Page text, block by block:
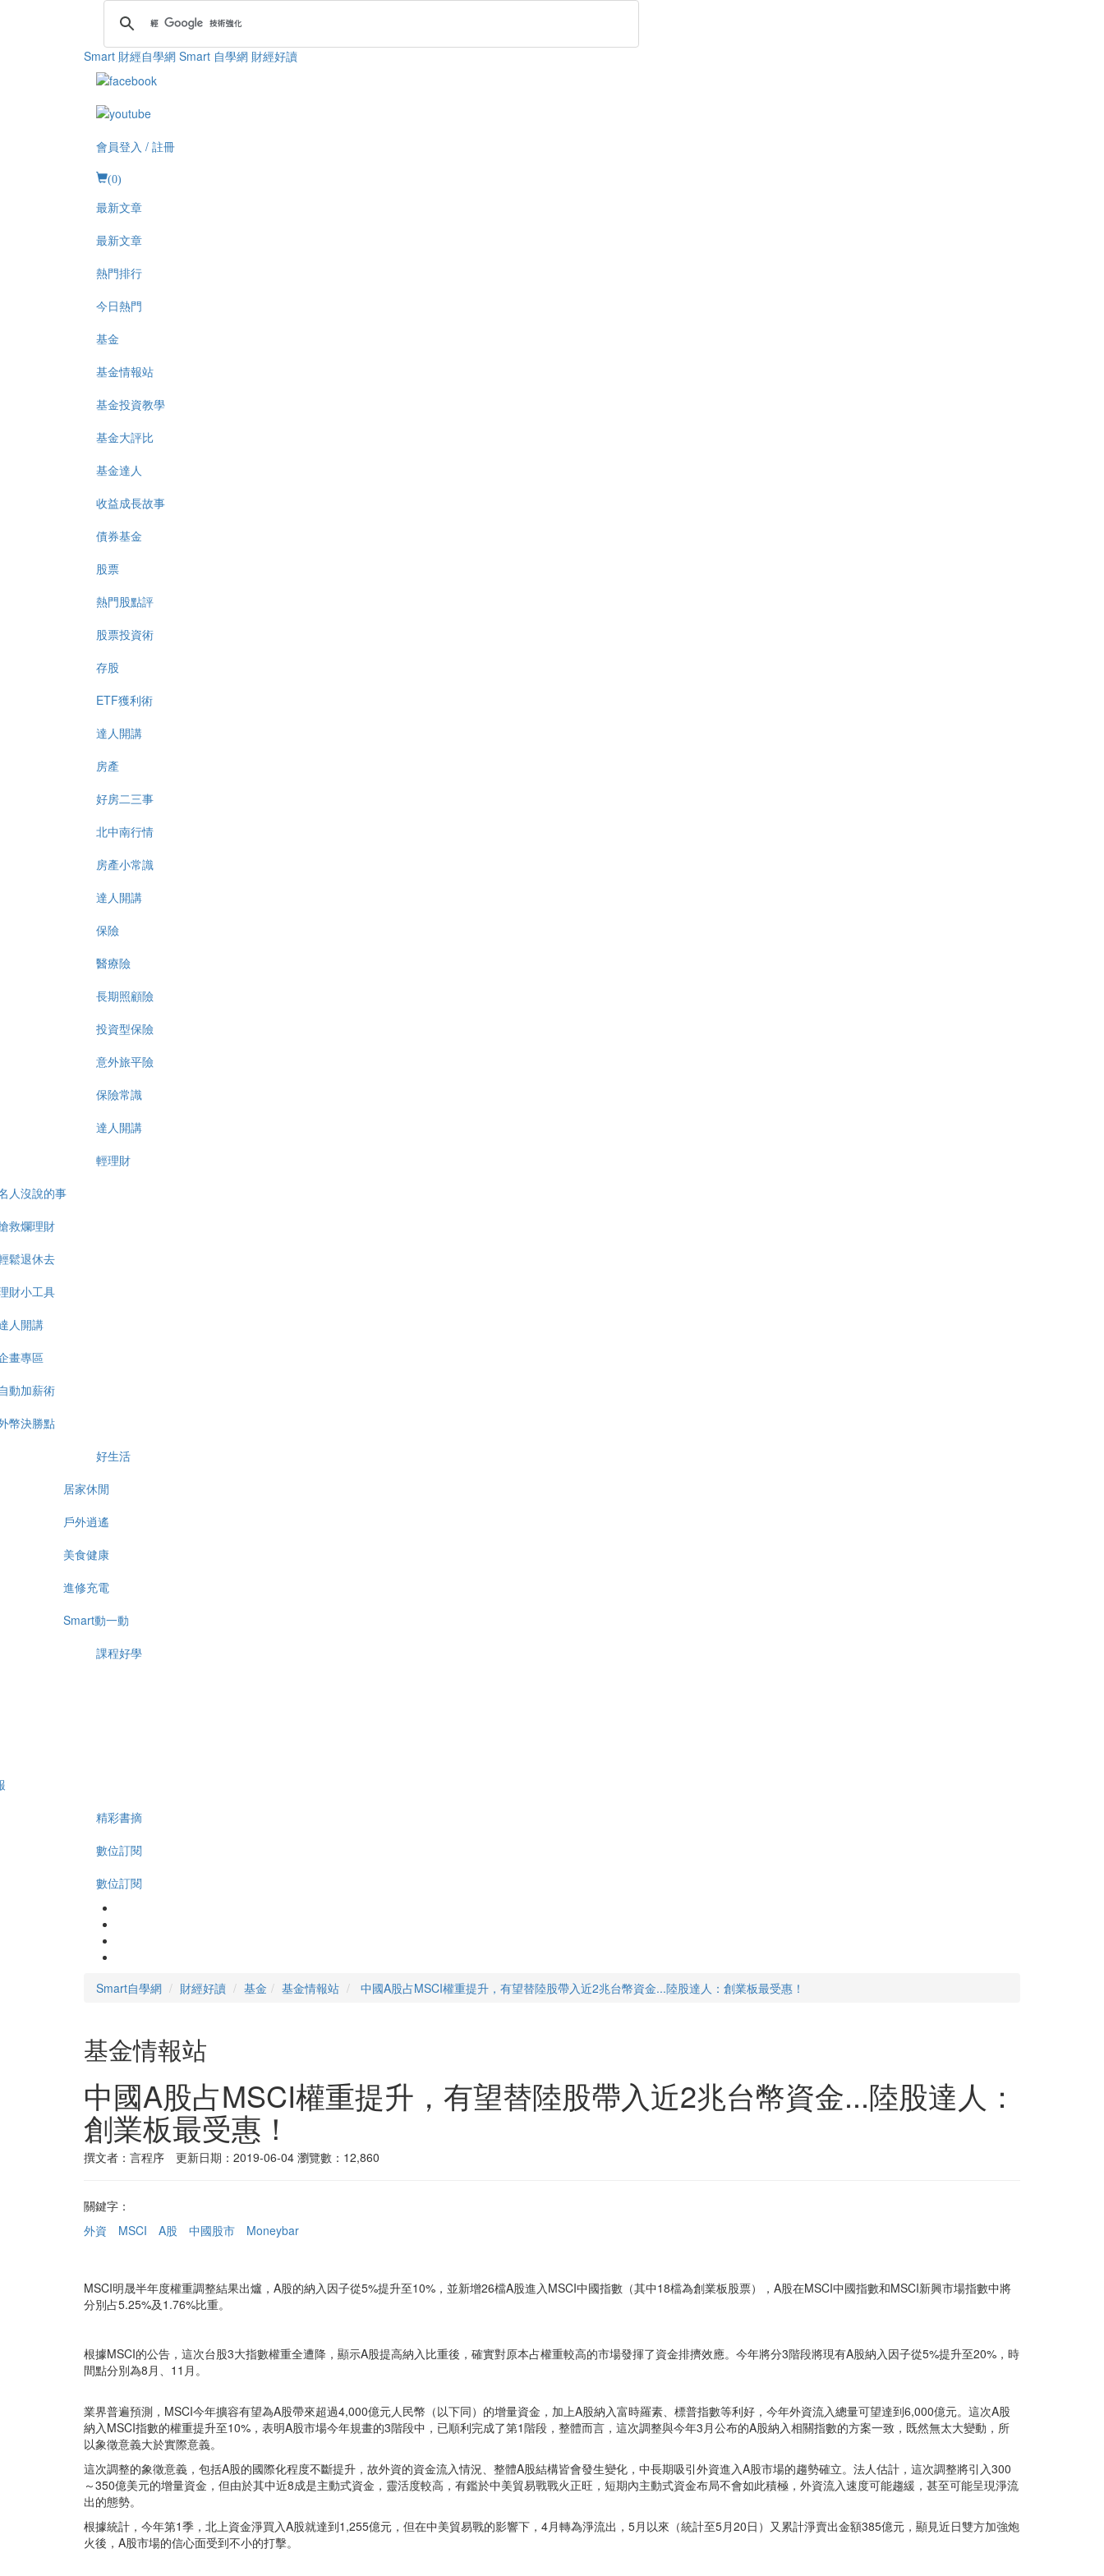
Smart 財經自學網 Smart 自學網 財經好讀
會員登入 / 註冊
(0)
最新文章
最新文章
熱門排行
今日熱門
基金
基金情報站
基金投資教學
基金大評比
基金達人
收益成長故事
債券基金
股票
熱門股點評
股票投資術
存股
ETF獲利術
達人開講
房產
好房二三事
北中南行情
房產小常識
達人開講
保險
醫療險
長期照顧險
投資型保險
意外旅平險
保險常識
達人開講
輕理財
人沒說的事
救爛理財
鬆退休去
財小工具
人開講
畫專區
動加薪術
幣決勝點
好生活
居家休閒
戶外逍遙
美食健康
進修充電
Smart動一動
課程好學
精彩書摘
數位訂閱
數位訂閱
Smart自學網 財經好讀 基金 基金情報站 中國A股占MSCI權重提升，有望替陸股帶入近2兆台幣資金...陸股達人：創業板最受惠！
基金情報站
中國A股占MSCI權重提升，有望替陸股帶入近2兆台幣資金...陸股達人：
創業板最受惠！
撰文者：言程序 更新日期：2019-06-04 瀏覽數：12,860
關鍵字：
外資
MSCI A股 中國股市 Moneybar
MSCI明晟半年度權重調整結果出爐，A股的納入因子從5%提升至10%，並新增26檔A股進入MSCI中國指數（其中18檔為創業板股票），A股在MSCI中國指數和MSCI新興市場指數中將
分別占5.25%及1.76%比重。
根據MSCI的公告，這次台股3大指數權重全遭降，顯示A股提高納入比重後，確實對原本占權重較高的市場發揮了資金排擠效應。今年將分3階段將現有A股納入因子從5%提升至20%，時
間點分別為8月、11月。
業界普遍預測，MSCI今年擴容有望為A股帶來超過4,000億元人民幣（以下同）的增量資金，加上A股納入富時羅素、標普指數等利好，今年外資流入總量可望達到6,000億元。這次A股
納入MSCI指數的權重提升至10%，表明A股市場今年規畫的3階段中，已順利完成了第1階段，整體而言，這次調整與今年3月公布的A股納入相關指數的方案一致，既然無太大變動，所
以象徵意義大於實際意義。
這次調整的象徵意義，包括A股的國際化程度不斷提升，故外資的資金流入情況、整體A股結構皆會發生變化，中長期吸引外資進入A股市場的趨勢確立。法人估計，這次調整將引入300
～350億美元的增量資金，但由於其中近8成是主動式資金，靈活度較高，有鑑於中美貿易戰戰火正旺，短期內主動式資金布局不會如此積極，外資流入速度可能趨緩，甚至可能呈現淨流
出的態勢。
根據統計，今年第1季，北上資金淨買入A股就達到1,255億元，但在中美貿易戰的影響下，4月轉為淨流出，5月以來（統計至5月20日）又累計淨賣出金額385億元，顯見近日雙方加強炮
火後，A股市場的信心面受到不小的打擊。